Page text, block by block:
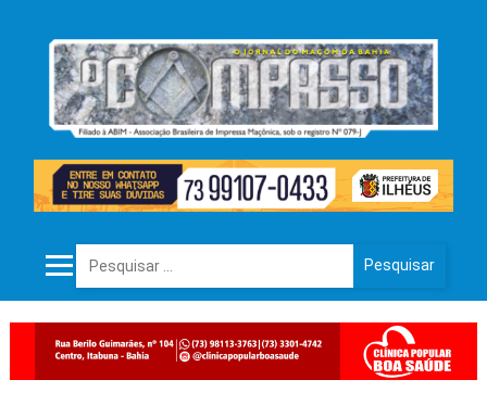
Pesquisar por: